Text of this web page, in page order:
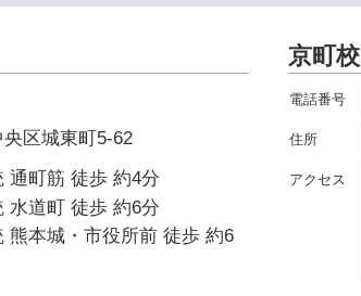
区城東町5-62
通町筋 徒歩 約4分
水道町 徒歩 約6分
熊本城・市役所前 徒歩 約6
京町校